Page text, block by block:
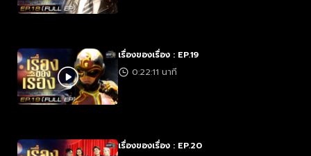
เรื่องของเรื่อง : EP.19
0:22:11 นาที
เรื่องของเรื่อง : EP.20